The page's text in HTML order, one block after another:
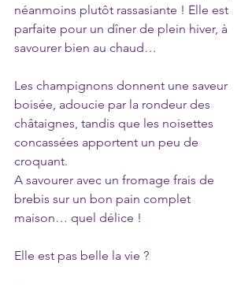
néanmoins plutôt rassasiante ! Elle est
parfaite pour un dîner de plein hiver, à
savourer bien au chaud…
Les champignons donnent une saveur
boisée, adoucie par la rondeur des
châtaignes, tandis que les noisettes
concassées apportent un peu de
croquant.
A savourer avec un fromage frais de
brebis sur un bon pain complet
maison… quel délice !
Elle est pas belle la vie ?